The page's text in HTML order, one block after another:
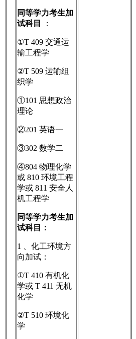
同等学力考生加
试科目
：
①T 409 交通运
输工程学
②T 509 运输组
织学
①101 思想政治
理论
②201 英语一
③302 数学二
④804 物理化学
或 810 环境工程
学或 811 安全人
机工程学
同等学力考生加
试科目：
1 、化工环境方
向加试：
①T 410 有机化
学或 T 411 无机
化学
②T 510 环境化
学